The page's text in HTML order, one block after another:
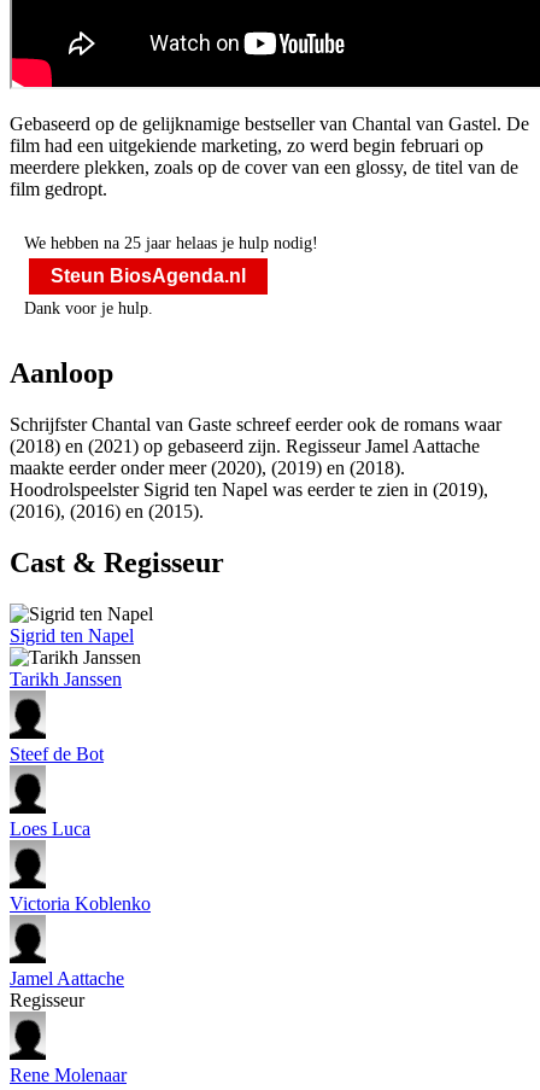
Gebaseerd op de gelijknamige bestseller van Chantal van Gastel. De
film had een uitgekiende marketing, zo werd begin februari op
meerdere plekken, zoals op de cover van een glossy, de titel van de
film gedropt.
We hebben na 25 jaar helaas je hulp nodig!
Steun BiosAgenda.nl
Dank voor je hulp.
Aanloop
Schrijfster Chantal van Gaste schreef eerder ook de romans waar
(2018) en (2021) op gebaseerd zijn. Regisseur Jamel Aattache
maakte eerder onder meer(2020), (2019) en (2018).
Hoodrolspeelster Sigrid ten Napel was eerder te zien in (2019),
(2016), (2016) en (2015).
Cast & Regisseur
Sigrid ten Napel
Tarikh Janssen
Steef de Bot
Loes Luca
Victoria Koblenko
Jamel Aattache
Regisseur
Rene Molenaar